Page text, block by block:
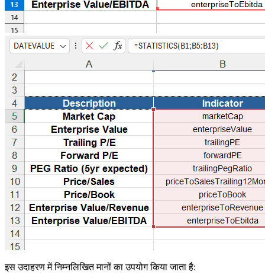
इस उदाहरण में निम्नलिखित मानों का उपयोग किया जाता है: